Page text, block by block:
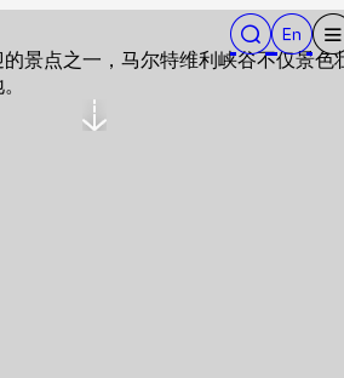
景点之一，马尔特维利峡谷不仅景色